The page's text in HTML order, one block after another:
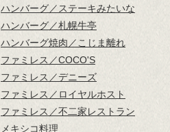
ハンバーグ／ステーキみたいな
ハンバーグ／札幌牛亭
ハンバーグ焼肉／こじま離れ
ファミレス／COCO'S
ファミレス／デニーズ
ファミレス／ロイヤルホスト
ファミレス／不二家レストラン
メキシコ料理